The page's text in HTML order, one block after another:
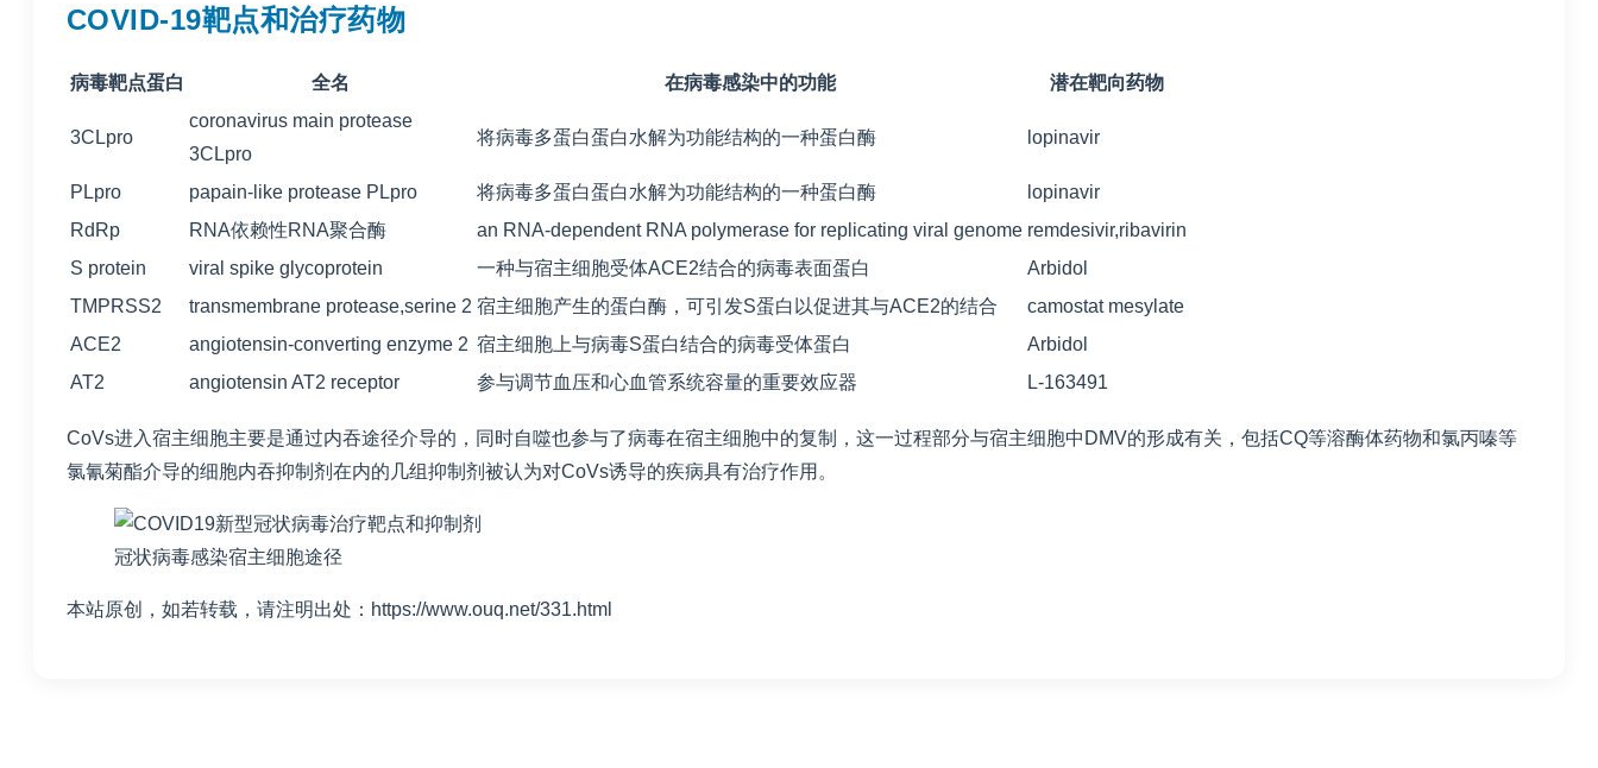
COVID-19靶点和治疗药物
病毒靶点蛋白 全名 在病毒感染中的功能 潜在靶向药物
3CLpro
coronavirus main protease
3CLpro
将病毒多蛋白蛋白水解为功能结构的一种蛋白酶 lopinavir
PLpro papain-like protease PLpro 将病毒多蛋白蛋白水解为功能结构的一种蛋白酶
lopinavir
RdRp
RNA依赖性RNA聚合酶 an RNA-dependent RNA polymerase for replicating viral genome remdesivir,ribavirin
S protein
viral spike glycoprotein 一种与宿主细胞受体ACE2结合的病毒表面蛋白
Arbidol
TMPRSS2
transmembrane protease,serine 2 宿主细胞产生的蛋白酶，可引发S蛋白以促进其与ACE2的结合
camostat mesylate
ACE2
angiotensin-converting enzyme 2 宿主细胞上与病毒S蛋白结合的病毒受体蛋白
Arbidol
AT2
angiotensin AT2 receptor 参与调节血压和心血管系统容量的重要效应器 L-163491
CoVs进入宿主细胞主要是通过内吞途径介导的，同时自噬也参与了病毒在宿主细胞中的复制，这一过程部分与宿主细胞中DMV的形成有关，包括CQ等溶酶体药物和氯丙嗪等
氯氰菊酯介导的细胞内吞抑制剂在内的几组抑制剂被认为对CoVs诱导的疾病具有治疗作用。
冠状病毒感染宿主细胞途径
本站原创，如若转载，请注明出处：https://www.ouq.net/331.html